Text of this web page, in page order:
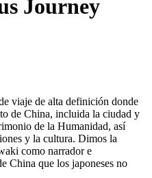
Journey
viaje de alta definición donde
de China, incluida la ciudad y
de la Humanidad, así
y la cultura. Dimos la
como narrador e
China que los japoneses no